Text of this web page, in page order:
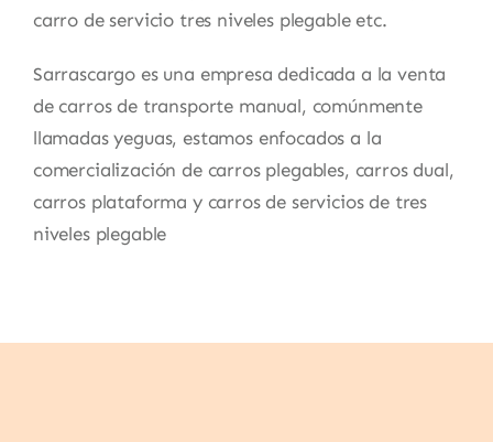
carro de servicio tres niveles plegable etc.
Sarrascargo es una empresa dedicada a la venta
de carros de transporte manual, comúnmente
llamadas yeguas, estamos enfocados a la
comercialización de carros plegables, carros dual,
carros plataforma y carros de servicios de tres
niveles plegable